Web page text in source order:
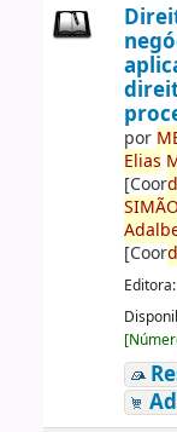
por
Elias
[Coor
SIMÃO
[Coor
Editora:
[